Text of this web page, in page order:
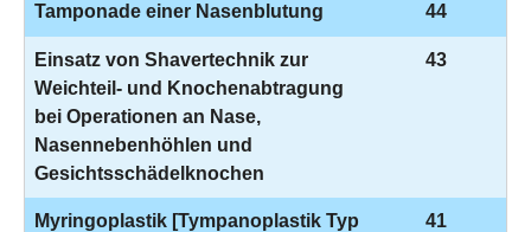
Tamponade einer Nasenblutung 44
Einsatz von Shavertechnik zur
Weichteil- und Knochenabtragung
bei Operationen an Nase,
Nasennebenhöhlen und
Gesichtsschädelknochen
43
Myringoplastik [Tympanoplastik Typ
41